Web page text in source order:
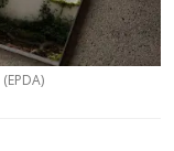
(EPDA)